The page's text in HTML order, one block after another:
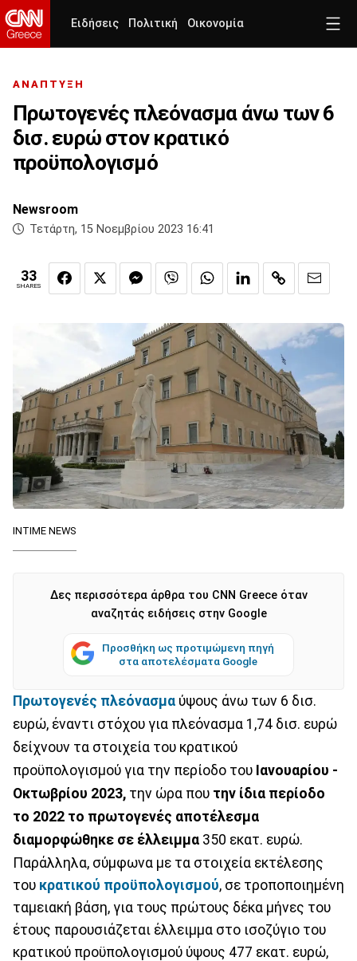
Ειδήσεις Πολιτική Οικονομία
ΑΝΑΠΤΥΞΗ
Πρωτογενές πλεόνασμα άνω των 6
δισ. ευρώ στον κρατικό
προϋπολογισμό
Newsroom
Τετάρτη, 15 Νοεμβρίου 2023 16:41
33
SHARES
ΙΝΤΙΜΕ NEWS
Δες περισσότερα άρθρα του CNN Greece όταν
αναζητάς ειδήσεις στην Google
Προσθήκη ως προτιμώμενη πηγή
στα αποτελέσματα Google
Πρωτογενές πλεόνασμα ύψους άνω των 6 δισ.
ευρώ, έναντι στόχου για πλεόνασμα 1,74 δισ. ευρώ
δείχνουν τα στοιχεία του κρατικού
προϋπολογισμού για την περίοδο του Ιανουαρίου -
Οκτωβρίου 2023, την ώρα που την ίδια περίοδο
το 2022 το πρωτογενές αποτέλεσμα
διαμορφώθηκε σε έλλειμμα 350 εκατ. ευρώ.
Παράλληλα, σύμφωνα με τα στοιχεία εκτέλεσης
του κρατικού προϋπολογισμού, σε τροποποιημένη
ταμειακή βάση, για τους πρώτους δέκα μήνες του
έτους παρουσιάζεται έλλειμμα στο ισοζύγιο του
κρατικού προϋπολογισμού ύψους 477 εκατ. ευρώ,